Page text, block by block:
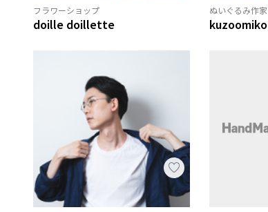
フラワーショップ
doille doillette
ぬいぐるみ作家
kuzoomiko